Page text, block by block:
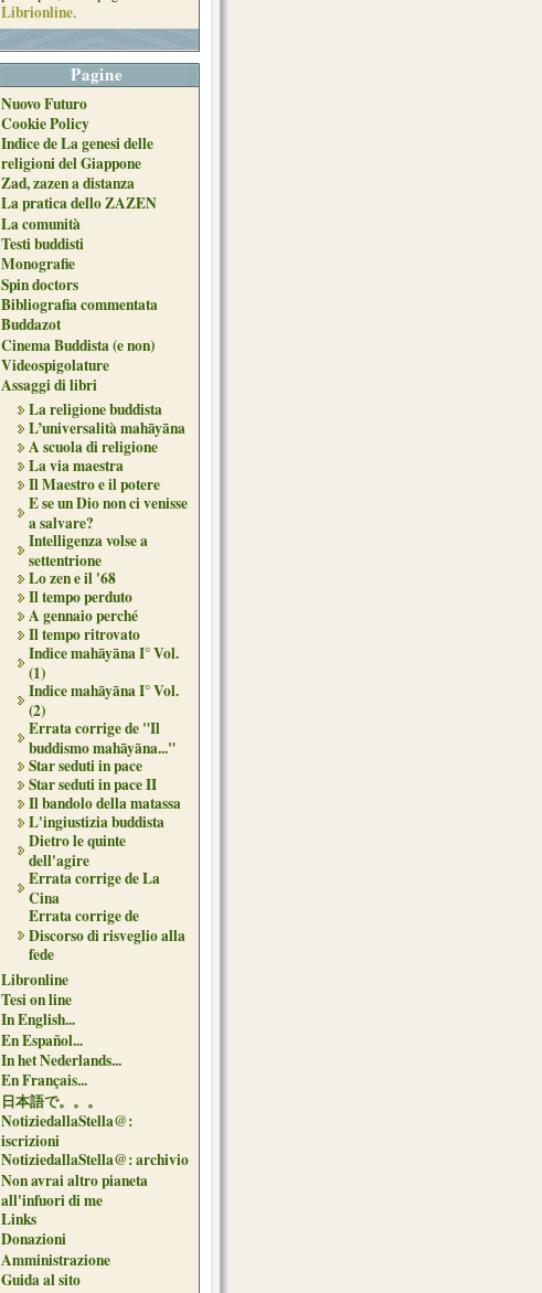
Librionline.
Pagine
Nuovo Futuro
Cookie Policy
Indice de La genesi delle
religioni del Giappone
Zad, zazen a distanza
La pratica dello ZAZEN
La comunità
Testi buddisti
Monografie
Spin doctors
Bibliografia commentata
Buddazot
Cinema Buddista (e non)
Videospigolature
Assaggi di libri
La religione buddista
L’universalità mahāyāna
A scuola di religione
La via maestra
Il Maestro e il potere
E se un Dio non ci venisse
a salvare?
Intelligenza volse a
settentrione
Lo zen e il '68
Il tempo perduto
A gennaio perché
Il tempo ritrovato
Indice mahāyāna I° Vol.
(1)
Indice mahāyāna I° Vol.
(2)
Errata corrige de "Il
buddismo mahāyāna..."
Star seduti in pace
Star seduti in pace II
Il bandolo della matassa
L'ingiustizia buddista
Dietro le quinte
dell'agire
Errata corrige de La
Cina
Errata corrige de
Discorso di risveglio alla
fede
Libronline
Tesi on line
In English...
En Español...
In het Nederlands...
En Français...
日本語で。。。
NotiziedallaStella@:
iscrizioni
NotiziedallaStella@: archivio
Non avrai altro pianeta
all'infuori di me
Links
Donazioni
Amministrazione
Guida al sito